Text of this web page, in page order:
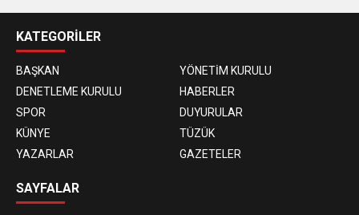
KATEGORİLER
BAŞKAN
YÖNETİM KURULU
DENETLEME KURULU
HABERLER
SPOR
DUYURULAR
KÜNYE
TÜZÜK
YAZARLAR
GAZETELER
SAYFALAR